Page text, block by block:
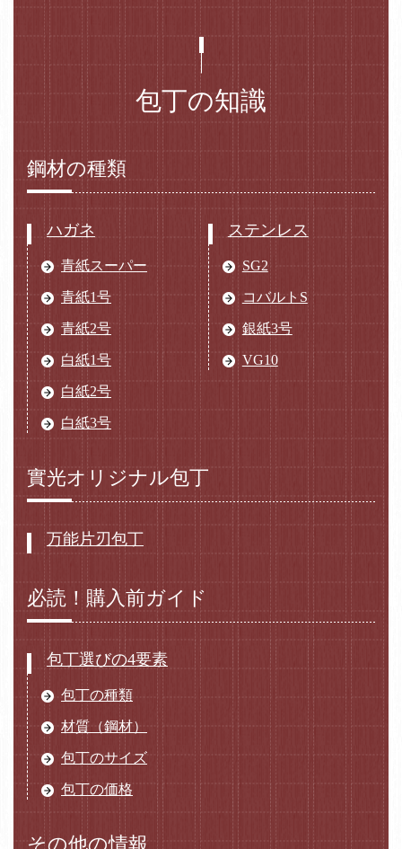
包丁の知識
鋼材の種類
ハガネ
青紙スーパー
青紙1号
青紙2号
白紙1号
白紙2号
白紙3号
ステンレス
SG2
コバルトS
銀紙3号
VG10
實光オリジナル包丁
万能片刃包丁
必読！購入前ガイド
包丁選びの4要素
包丁の種類
材質（鋼材）
包丁のサイズ
包丁の価格
その他の情報